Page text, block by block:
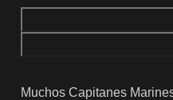
Muchos Capitanes